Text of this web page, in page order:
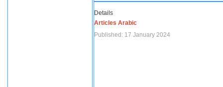
Details
Articles Arabic
Published: 17 January 2024